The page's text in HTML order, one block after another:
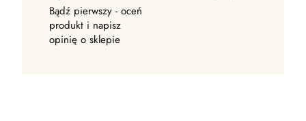
Bądź pierwszy - oceń
produkt i napisz
opinię o sklepie